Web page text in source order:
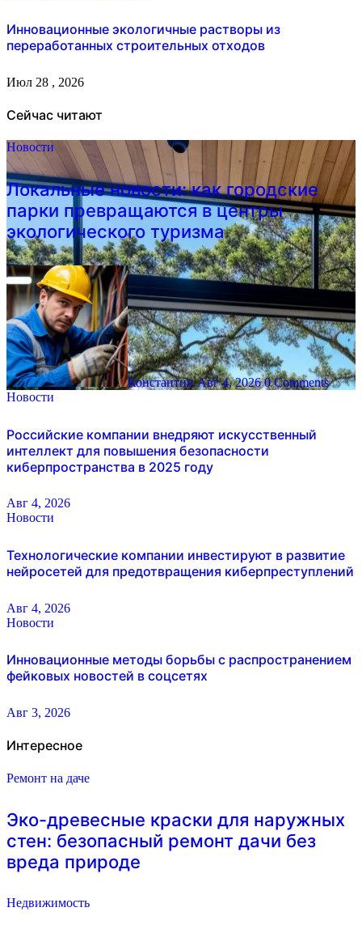
Инновационные экологичные растворы из
переработанных строительных отходов
Июл 28 , 2026
Сейчас читают
Новости
Локальные новости: как городские
парки превращаются в центры
экологического туризма
КонстантинАвг 4, 2026 0 Comments
Новости
Российские компании внедряют искусственный
интеллект для повышения безопасности
киберпространства в 2025 году
Авг 4, 2026
Новости
Технологические компании инвестируют в развитие
нейросетей для предотвращения киберпреступлений
Авг 4, 2026
Новости
Инновационные методы борьбы с распространением
фейковых новостей в соцсетях
Авг 3, 2026
Интересное
Ремонт на даче
Эко-древесные краски для наружных
стен: безопасный ремонт дачи без
вреда природе
Недвижимость